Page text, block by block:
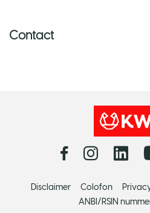
Contact
Disclaimer Colofon
ANBI/RSIN